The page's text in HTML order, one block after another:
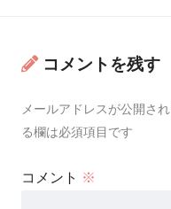
コメントを残す
メールアドレスが公開さ
る欄は必須項目です
コメント ※